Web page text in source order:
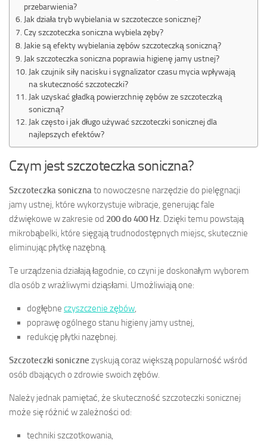
przebarwienia?
Jak działa tryb wybielania w szczoteczce sonicznej?
Czy szczoteczka soniczna wybiela zęby?
Jakie są efekty wybielania zębów szczoteczką soniczną?
Jak szczoteczka soniczna poprawia higienę jamy ustnej?
Jak czujnik siły nacisku i sygnalizator czasu mycia wpływają
na skuteczność szczoteczki?
Jak uzyskać gładką powierzchnię zębów ze szczoteczką
soniczną?
Jak często i jak długo używać szczoteczki sonicznej dla
najlepszych efektów?
Czym jest szczoteczka soniczna?
Szczoteczka sonicznato nowoczesne narzędzie do pielęgnacji
jamy ustnej, które wykorzystuje wibracje, generując fale
dźwiękowe w zakresie od 200 do 400 Hz. Dzięki temu powstają
mikrobąbelki, które sięgają trudnodostępnych miejsc, skutecznie
eliminując płytkę nazębną.
Te urządzenia działają łagodnie, co czyni je doskonałym wyborem
dla osób z wrażliwymi dziąsłami. Umożliwiają one:
dogłębne czyszczenie zębów,
poprawę ogólnego stanu higieny jamy ustnej,
redukcję płytki nazębnej.
Szczoteczki soniczne zyskują coraz większą popularność wśród
osób dbających o zdrowie swoich zębów.
Należy jednak pamiętać, że skuteczność szczoteczki sonicznej
może się różnić w zależności od:
techniki szczotkowania,